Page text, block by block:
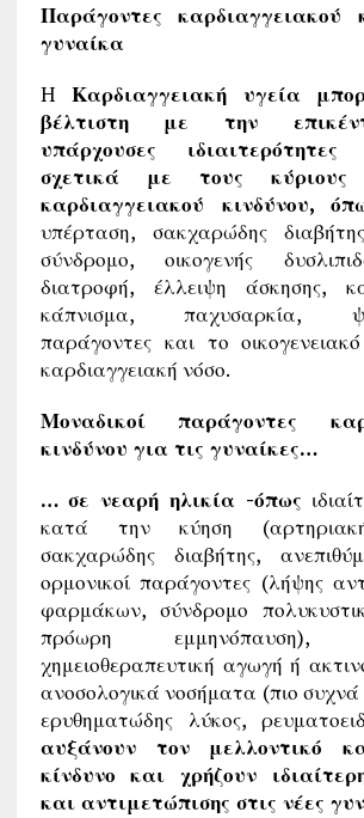
Παράγοντες καρδιαγγειακού
γυναίκα
H Καρδιαγγειακή υγεία
βέλτιστη με την
υπάρχουσες
σχετικά με τους κύριους
καρδιαγγειακού κινδύνου,
υπέρταση, σακχαρώδης
σύνδρομο, οικογενής
διατροφή, έλλειψη άσκησης,
κάπνισμα, παχυσαρκία,
παράγοντες και το
καρδιαγγειακή νόσο.
Μοναδικοί παράγοντες
κινδύνου για τις γυναίκες…
… σε νεαρή ηλικία -όπως
κατά την κύηση
σακχαρώδης διαβήτης,
ορμονικοί παράγοντες (λήψης
φαρμάκων, σύνδρομο
πρόωρη εμμηνόπαυση),
χημειοθεραπευτική αγωγή ή
ανοσολογικά νοσήματα (πιο συχνά
ερυθηματώδης λύκος,
αυξάνουν τον μελλοντικό
κίνδυνο και χρήζουν
και αντιμετώπισης στις νέες